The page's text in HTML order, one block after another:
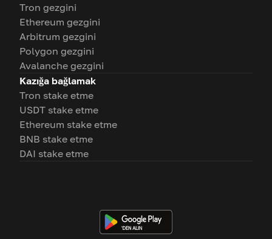
Tron gezgini
Ethereum gezgini
Arbitrum gezgini
Polygon gezgini
Avalanche gezgini
Kazığa bağlamak
Tron stake etme
USDT stake etme
Ethereum stake etme
BNB stake etme
DAI stake etme